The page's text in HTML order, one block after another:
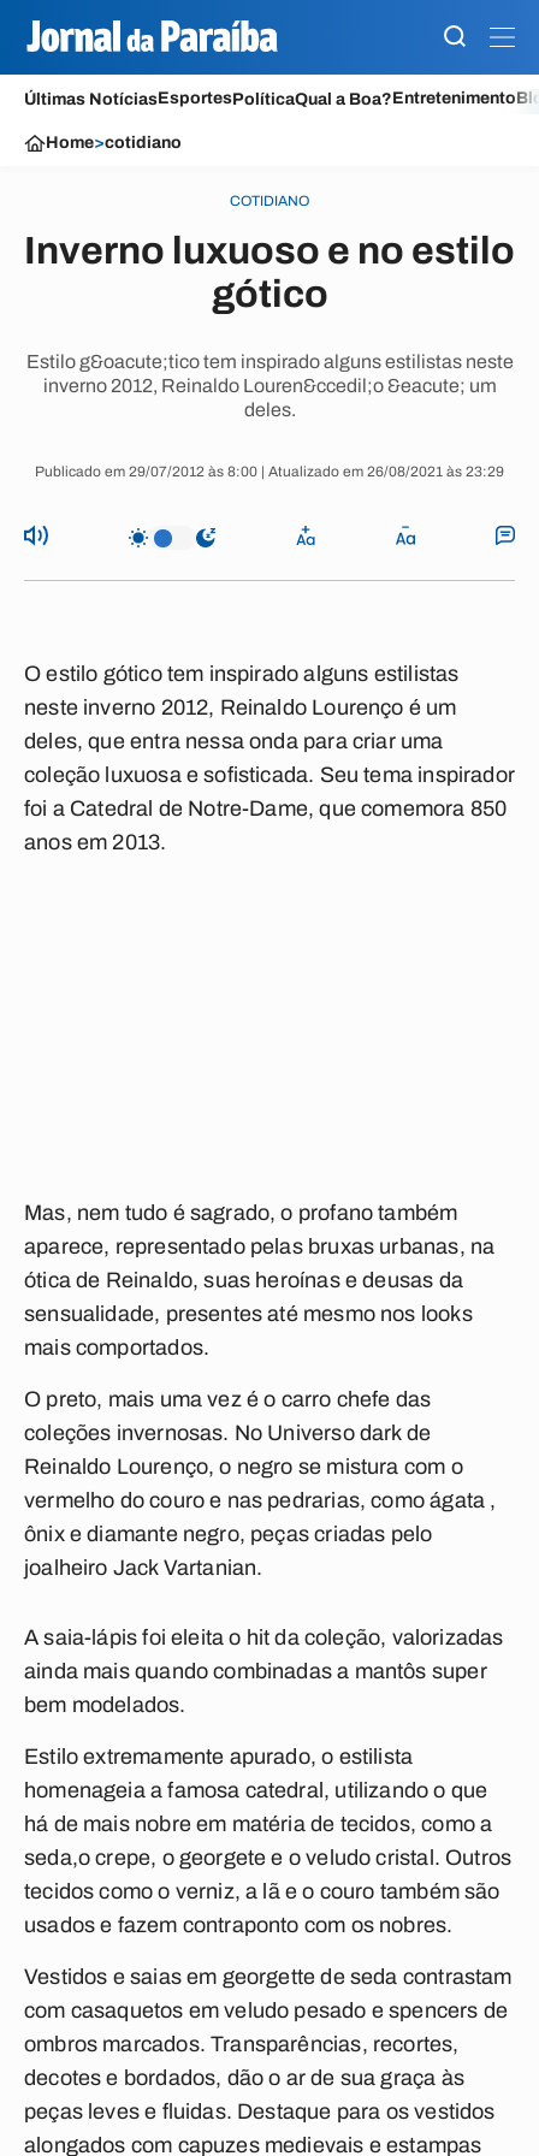
Últimas NotíciasEsportesPolíticaQual a Boa?Entretenimento
Home>cotidiano
COTIDIANO
Inverno luxuoso e no estilo
gótico
Estilo g&oacute;tico tem inspirado alguns estilistas neste
inverno 2012, Reinaldo Louren&ccedil;o &eacute; um
deles.
Publicado em 29/07/2012 às 8:00 | Atualizado em 26/08/2021 às 23:29
O estilo gótico tem inspirado alguns estilistas
neste inverno 2012, Reinaldo Lourenço é um
deles, que entra nessa onda para criar uma
coleção luxuosa e sofisticada. Seu tema inspirador
foi a Catedral de Notre-Dame, que comemora 850
anos em 2013.
Mas, nem tudo é sagrado, o profano também
aparece, representado pelas bruxas urbanas, na
ótica de Reinaldo, suas heroínas e deusas da
sensualidade, presentes até mesmo nos looks
mais comportados.
O preto, mais uma vez é o carro chefe das
coleções invernosas. No Universo dark de
Reinaldo Lourenço, o negro se mistura com o
vermelho do couro e nas pedrarias, como ágata ,
ônix e diamante negro, peças criadas pelo
joalheiro Jack Vartanian.
A saia-lápis foi eleita o hit da coleção, valorizadas
ainda mais quando combinadas a mantôs super
bem modelados.
Estilo extremamente apurado, o estilista
homenageia a famosa catedral, utilizando o que
há de mais nobre em matéria de tecidos, como a
seda,o crepe, o georgete e o veludo cristal. Outros
tecidos como o verniz, a lã e o couro também são
usados e fazem contraponto com os nobres.
Vestidos e saias em georgette de seda contrastam
com casaquetos em veludo pesado e spencers de
ombros marcados. Transparências, recortes,
decotes e bordados, dão o ar de sua graça às
peças leves e fluidas. Destaque para os vestidos
alongados com capuzes medievais e estampas